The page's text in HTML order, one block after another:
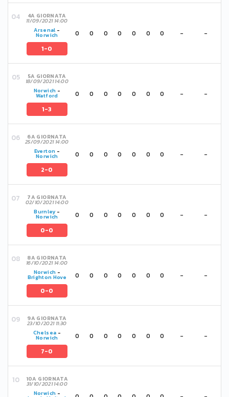
4A GIORNATA
11/09/2021 14:00
Arsenal -
Norwich
1-0
0 0 0 0 0 0 0 - -
5A GIORNATA
18/09/2021 14:00
Norwich -
Watford
1-3
0 0 0 0 0 0 0 - -
6A GIORNATA
25/09/2021 14:00
Everton -
Norwich
2-0
0 0 0 0 0 0 0 - -
7A GIORNATA
02/10/2021 14:00
Burnley-
Norwich
0-0
0 0 0 0 0 0 0 - -
8A GIORNATA
16/10/2021 14:00
Norwich -
Brighton Hove
0-0
0 0 0 0 0 0 0 - -
9A GIORNATA
23/10/2021 11:30
Chelsea -
Norwich
7-0
0 0 0 0 0 0 0 - -
10A GIORNATA
31/10/2021 14:00
Norwich -